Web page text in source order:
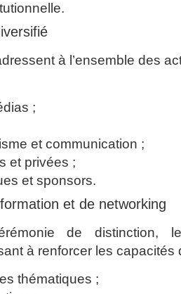
à l’ensemble des
;
et communication ;
et privées ;
et sponsors.
et de networking
de distinction,
à renforcer les capacités
thématiques ;